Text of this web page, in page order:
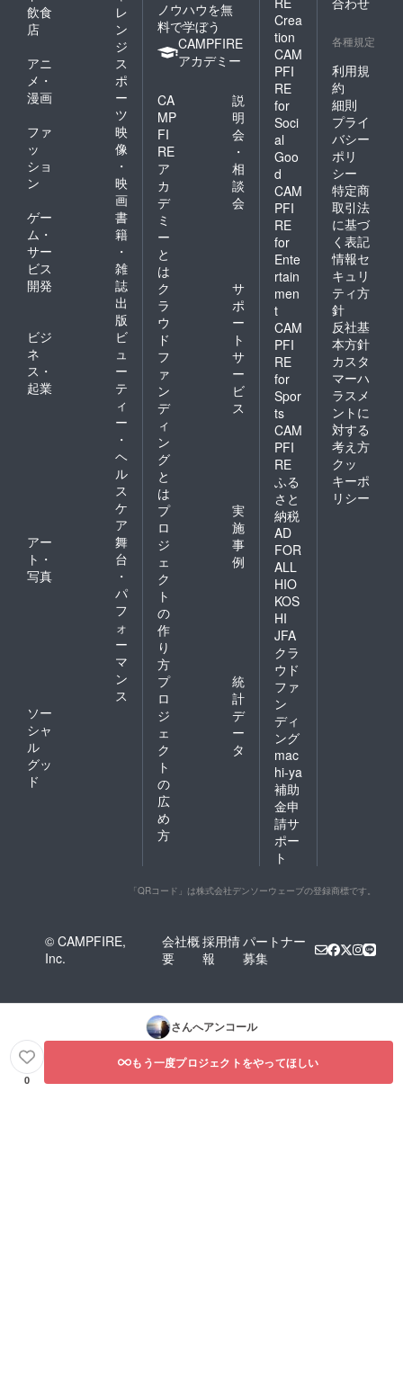
飲食
店
レ
ン
ジ
アニ
メ・
漫画
ス
ポ
ー
ツ
ファ
ッ
ショ
ン
映
像
・
映
画
ゲー
ム・
サー
ビス
開発
書
籍
・
雑
誌
出
版
ビジ
ネ
ス・
起業
ビ
ュ
ー
テ
ィ
ー
・
ヘ
ル
ス
ケ
ア
アー
ト・
写真
舞
台
・
パ
フ
ォ
ー
マ
ン
ス
ソー
シャ
ル
グッ
ド
ノウハウを無
料で学ぼう
CAMPFIRE
アカデミー
CA
MP
FI
RE
ア
カ
デ
ミ
ー
と
は
説
明
会
・
相
談
会
ク
ラ
ウ
ド
フ
ァ
ン
デ
ィ
ン
グ
と
は
サ
ポ
ー
ト
サ
ー
ビ
ス
プ
ロ
ジ
ェ
ク
ト
の
作
り
方
実
施
事
例
プ
ロ
ジ
ェ
ク
ト
の
広
め
方
統
計
デ
ー
タ
Crea
tion
CAM
PFI
RE
for
Soci
al
Goo
d
CAM
PFI
RE
for
Ente
rtain
men
t
CAM
PFI
RE
for
Spor
ts
CAM
PFI
RE
ふる
さと
納税
AD
FOR
ALL
HIO
KOS
HI
JFA
クラ
ウド
ファ
ン
ディ
ング
mac
hi-ya
補助
金申
請サ
ポー
ト
各種規定
利用規
約
細則
プライ
バシー
ポリ
シー
特定商
取引法
に基づ
く表記
情報セ
キュリ
ティ方
針
反社基
本方針
カスタ
マーハ
ラスメ
ントに
対する
考え方
クッ
キーポ
リシー
「QRコード」は株式会社デンソーウェーブの登録商標です。
© CAMPFIRE,
Inc.
会社概
要
採用情
報
パートナー
募集
さんへアンコール
0
もう一度プロジェクトをやってほしい